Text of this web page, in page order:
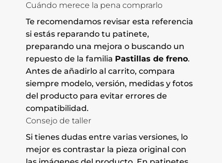
Cuándo merece la pena comprarlo
Te recomendamos revisar esta referencia
si estás reparando tu patinete,
preparando una mejora o buscando un
repuesto de la familia Pastillas de freno.
Antes de añadirlo al carrito, compara
siempre modelo, versión, medidas y fotos
del producto para evitar errores de
compatibilidad.
Consejo de taller
Si tienes dudas entre varias versiones, lo
mejor es contrastar la pieza original con